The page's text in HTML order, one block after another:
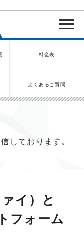
料金表
よくあるご質問
しております。
イ）と
フォーム